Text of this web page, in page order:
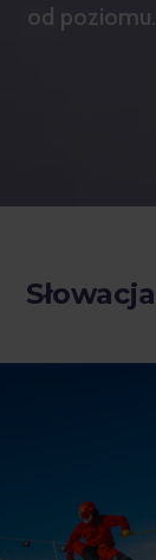
od poziomu.
Słowacja